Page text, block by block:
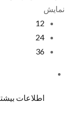
نمایش
12
24
36
اطلاعات